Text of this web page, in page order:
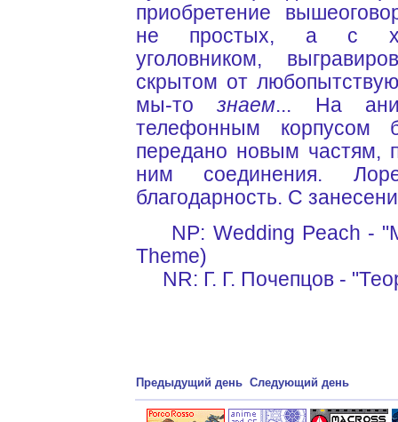
приобретение
не простых, а с
уголовником,
скрытом от
мы-тознаем... На
телефонным корпусом
передано новым частям,
ним соединения.
благодарность. С
NP: Wedding Peach -
Theme)
NR: Г. Г. Почепцов -
Предыдущий день Следующий день